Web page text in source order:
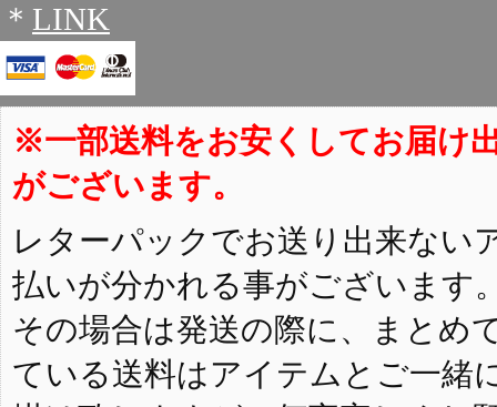
＊ LINK
※一部送料をお安くしてお届け
がございます。
レターパックでお送り出来ない
払いが分かれる事がございます
その場合は発送の際に、まとめ
ている送料はアイテムとご一緒